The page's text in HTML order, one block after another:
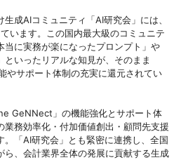
成AIコミュニティ「AI研究会」には、
います。この国内最大級のコミュニテ
当に実務が楽になったプロンプト」や
といったリアルな知見が、そのまま
やサポート体制の充実に還元されてい
GeNNect」の機能強化とサポート体
務効率化・付加価値創出・顧問先支援
「AI研究会」とも緊密に連携し、全国
ら、会計業界全体の発展に貢献する生成